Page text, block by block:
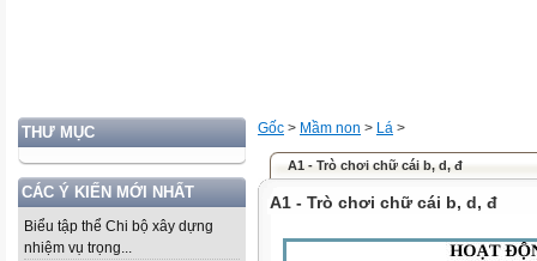
THƯ MỤC
CÁC Ý KIẾN MỚI NHẤT
Biểu tập thể Chi bộ xây dựng
nhiệm vụ trọng...
Gốc > Mầm non > Lá >
A1 - Trò chơi chữ cái b, d, đ
A1 - Trò chơi chữ cái b, d, đ